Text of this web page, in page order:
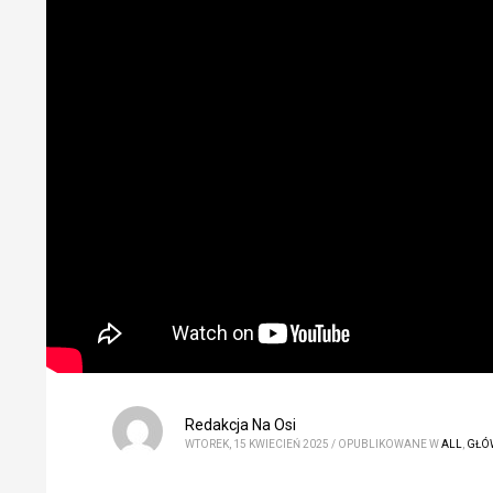
Redakcja Na Osi
WTOREK, 15 KWIECIEŃ 2025 / OPUBLIKOWANE WALL